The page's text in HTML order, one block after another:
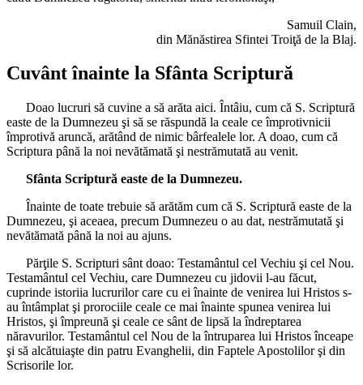
Samuil Clain,
din Mănăstirea Sfintei Troiţă de la Blaj.
Cuvânt înainte la Sfânta Scriptură
Doao lucruri să cuvine a să arăta aici. Întâiu, cum că S. Scriptură
easte de la Dumnezeu şi să se răspundă la ceale ce împrotivnicii
împrotivă aruncă, arătând de nimic bârfealele lor. A doao, cum că
Scriptura până la noi nevătămată şi nestrămutată au venit.
Sfânta Scriptură easte de la Dumnezeu.
Înainte de toate trebuie să arătăm cum că S. Scriptură easte de la
Dumnezeu, şi aceaea, precum Dumnezeu o au dat, nestrămutată şi
nevătămată până la noi au ajuns.
Părţile S. Scripturi sânt doao: Testamântul cel Vechiu şi cel Nou.
Testamântul cel Vechiu, care Dumnezeu cu jidovii l-au făcut,
cuprinde istoriia lucrurilor care cu ei înainte de venirea lui Hristos s-
au întâmplat şi prorociile ceale ce mai înainte spunea venirea lui
Hristos, şi împreună şi ceale ce sânt de lipsă la îndreptarea
năravurilor. Testamântul cel Nou de la întruparea lui Hristos înceape
şi să alcătuiaşte din patru Evanghelii, din Faptele Apostolilor şi din
Scrisorile lor.